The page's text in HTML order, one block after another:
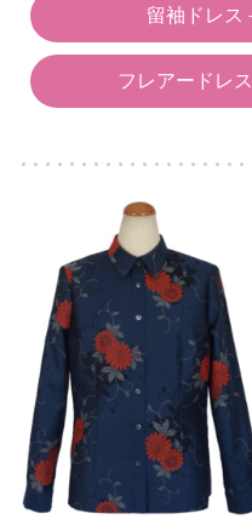
留袖ドレス
フレアードレ